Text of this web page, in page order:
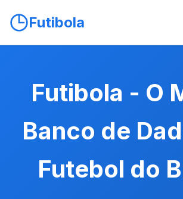
Futibola
Futibola - O
Banco de
Futebol do